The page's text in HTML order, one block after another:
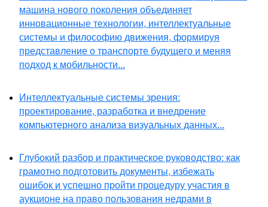
машина нового поколения объединяет
инновационные технологии, интеллектуальные
системы и философию движения, формируя
представление о транспорте будущего и меняя
подход к мобильности...
Интеллектуальные системы зрения:
проектирование, разработка и внедрение
компьютерного анализа визуальных данных...
Глубокий разбор и практическое руководство: как
грамотно подготовить документы, избежать
ошибок и успешно пройти процедуру участия в
аукционе на право пользования недрами в